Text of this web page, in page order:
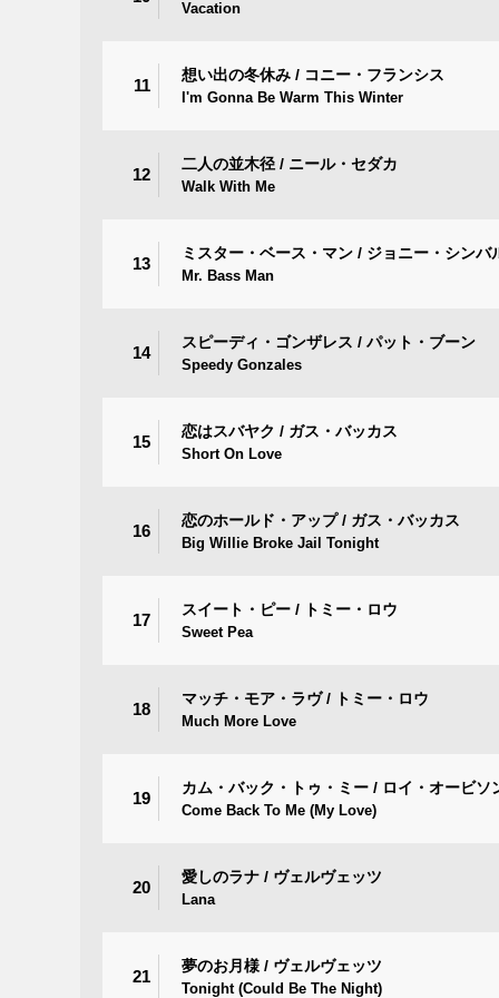
Vacation
11
想い出の冬休み / コニー・フランシス
I'm Gonna Be Warm This Winter
12
二人の並木径 / ニール・セダカ
Walk With Me
13
ミスター・ベース・マン / ジョニー・シンバ
Mr. Bass Man
14
スピーディ・ゴンザレス / パット・ブーン
Speedy Gonzales
15
恋はスバヤク / ガス・バッカス
Short On Love
16
恋のホールド・アップ / ガス・バッカス
Big Willie Broke Jail Tonight
17
スイート・ピー / トミー・ロウ
Sweet Pea
18
マッチ・モア・ラヴ / トミー・ロウ
Much More Love
19
カム・バック・トゥ・ミー / ロイ・オービソ
Come Back To Me (My Love)
20
愛しのラナ / ヴェルヴェッツ
Lana
21
夢のお月様 / ヴェルヴェッツ
Tonight (Could Be The Night)